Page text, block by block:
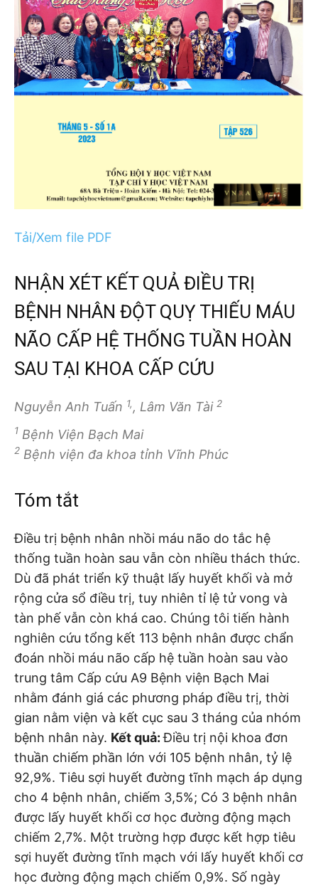
Tải/Xem file PDF
NHẬN XÉT KẾT QUẢ ĐIỀU TRỊ
BỆNH NHÂN ĐỘT QUỴ THIẾU MÁU
NÃO CẤP HỆ THỐNG TUẦN HOÀN
SAU TẠI KHOA CẤP CỨU
Nguyễn Anh Tuấn 1,, Lâm Văn Tài 2
1 Bệnh Viện Bạch Mai
2 Bệnh viện đa khoa tỉnh Vĩnh Phúc
Tóm tắt
Điều trị bệnh nhân nhồi máu não do tắc hệ
thống tuần hoàn sau vẫn còn nhiều thách thức.
Dù đã phát triển kỹ thuật lấy huyết khối và mở
rộng cửa sổ điều trị, tuy nhiên tỉ lệ tử vong và
tàn phế vẫn còn khá cao. Chúng tôi tiến hành
nghiên cứu tổng kết 113 bệnh nhân được chẩn
đoán nhồi máu não cấp hệ tuần hoàn sau vào
trung tâm Cấp cứu A9 Bệnh viện Bạch Mai
nhằm đánh giá các phương pháp điều trị, thời
gian nằm viện và kết cục sau 3 tháng của nhóm
bệnh nhân này. Kết quả:Điều trị nội khoa đơn
thuần chiếm phần lớn với 105 bệnh nhân, tỷ lệ
92,9%. Tiêu sợi huyết đường tĩnh mạch áp dụng
cho 4 bệnh nhân, chiếm 3,5%; Có 3 bệnh nhân
được lấy huyết khối cơ học đường động mạch
chiếm 2,7%. Một trường hợp được kết hợp tiêu
sợi huyết đường tĩnh mạch với lấy huyết khối cơ
học đường động mạch chiếm 0,9%. Số ngày